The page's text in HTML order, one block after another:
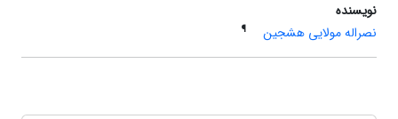
نویسنده
نصراله مولایی هشجین
¶